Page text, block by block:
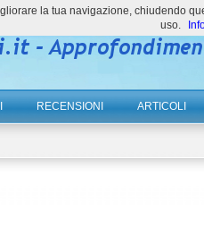
RECENSIONI ARTICOLI
la tua navigazione, chiudendo
uso.